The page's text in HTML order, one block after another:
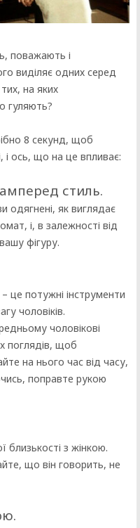
поважають і
виділяє одних серед
на яких
гуляють?
8 секунд, щоб
і ось, що на це впливає:
стиль.
одягнені, як виглядає
і, в залежності від
фігуру.
це потужні інструменти
чоловіків.
чоловікові
поглядів, щоб
на нього час від часу,
поправте рукою
близькості з жінкою.
що він говорить, не